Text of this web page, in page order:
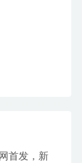
首发，新